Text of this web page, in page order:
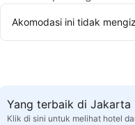
Akomodasi ini tidak
Yang terbaik di Jakarta
Klik di sini untuk melihat hotel